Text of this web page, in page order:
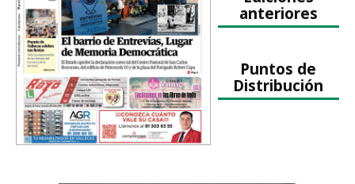
anteriores
Puntos de
Distribución